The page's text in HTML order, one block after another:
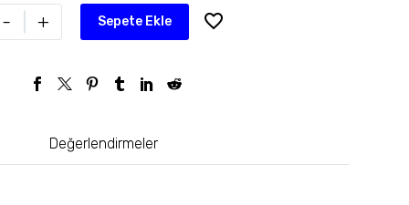
- + Sepete Ekle
Değerlendirmeler